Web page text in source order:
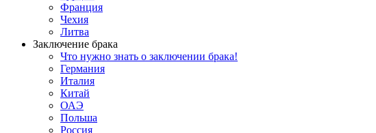
Франция
Чехия
Литва
Заключение брака
Что нужно знать о заключении брака!
Германия
Италия
Китай
ОАЭ
Польша
Россия